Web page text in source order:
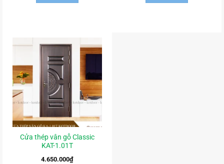
Cửa thép vân gỗ Classic
KAT-1.01T
4.650.000₫